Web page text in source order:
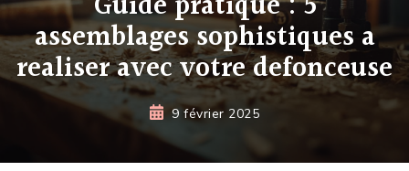
assemblages sophistiques a
realiser avec votre defonceuse
9 février 2025